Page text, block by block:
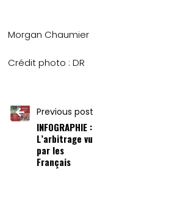
Morgan Chaumier
Crédit photo : DR
Previous post
INFOGRAPHIE :
L’arbitrage vu
par les
Français